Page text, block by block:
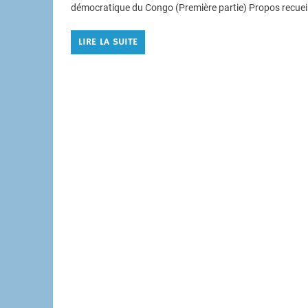
démocratique du Congo (Première partie) Propos
LIRE LA SUITE